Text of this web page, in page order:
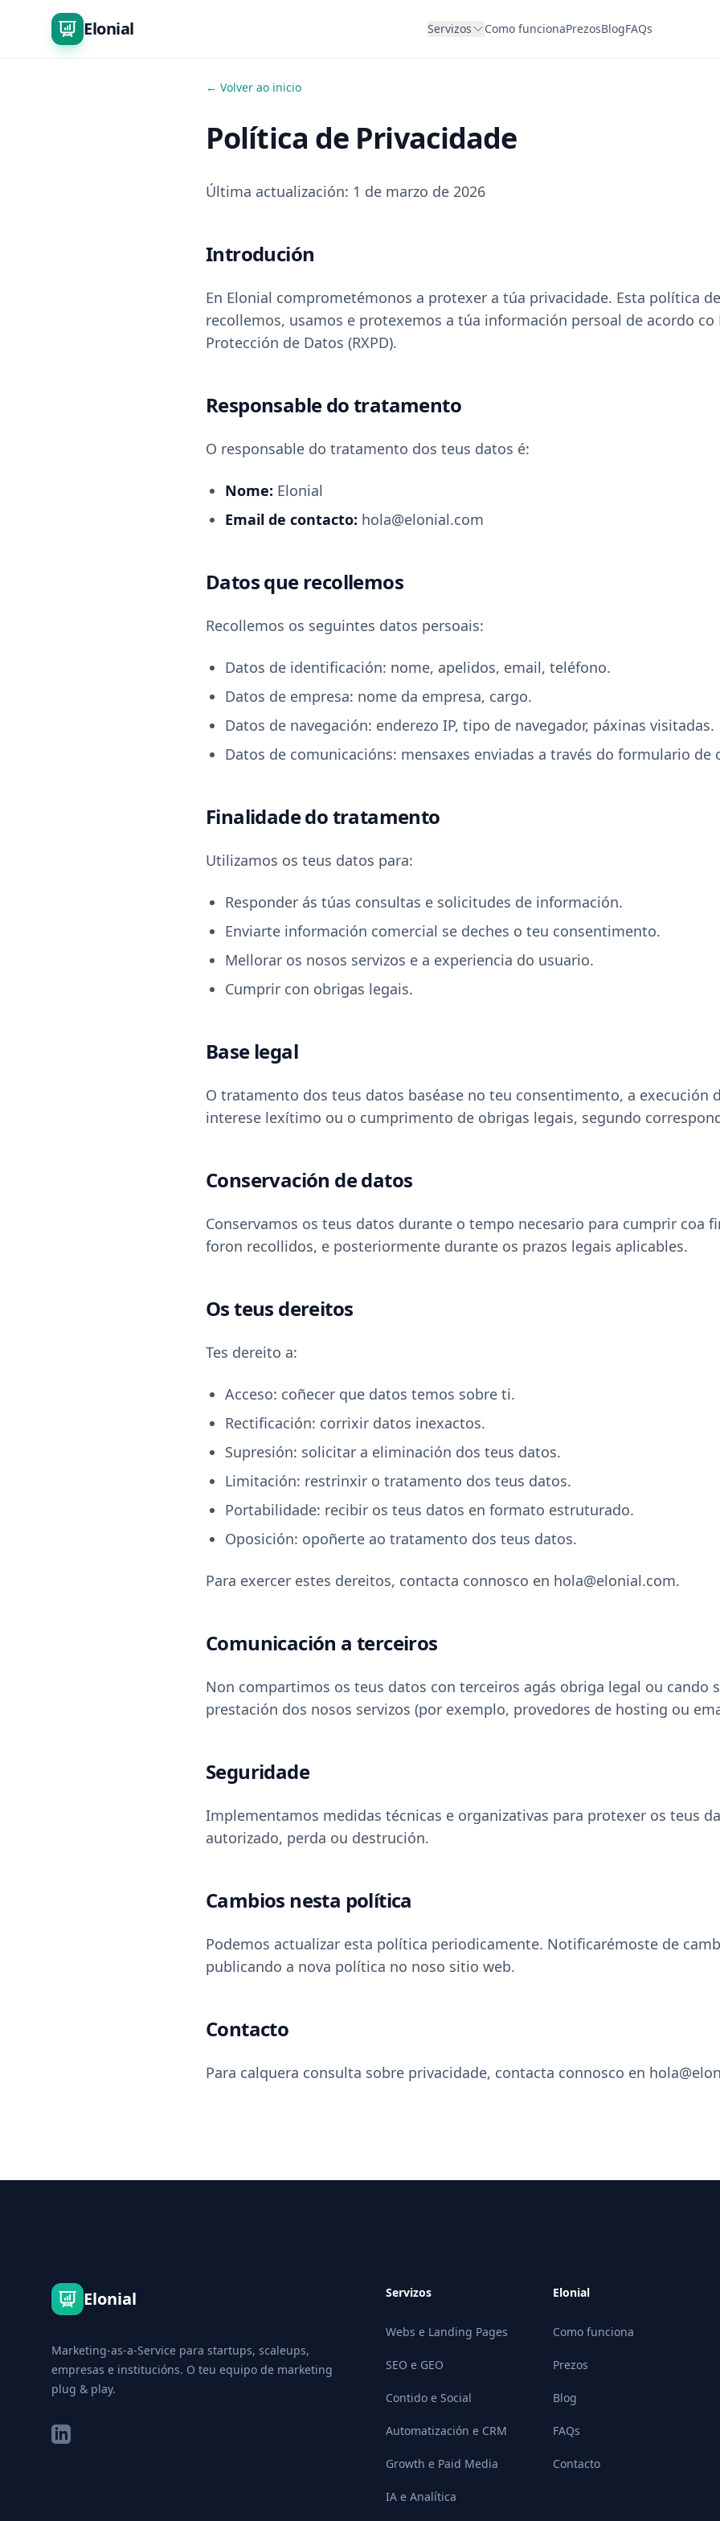
Elonial Servizos Como funcionaPrezosBlogFAQs
← Volver ao inicio
Política de Privacidade
Última actualización: 1 de marzo de 2026
Introdución
En Elonial comprometémonos a protexer a túa privacidade. Esta política
recollemos, usamos e protexemos a túa información persoal de acordo co
Protección de Datos (RXPD).
Responsable do tratamento
O responsable do tratamento dos teus datos é:
Nome: Elonial
Email de contacto: hola@elonial.com
Datos que recollemos
Recollemos os seguintes datos persoais:
Datos de identificación: nome, apelidos, email, teléfono.
Datos de empresa: nome da empresa, cargo.
Datos de navegación: enderezo IP, tipo de navegador, páxinas visitadas.
Datos de comunicacións: mensaxes enviadas a través do formulario de
Finalidade do tratamento
Utilizamos os teus datos para:
Responder ás túas consultas e solicitudes de información.
Enviarte información comercial se deches o teu consentimento.
Mellorar os nosos servizos e a experiencia do usuario.
Cumprir con obrigas legais.
Base legal
O tratamento dos teus datos baséase no teu consentimento, a execución
interese lexítimo ou o cumprimento de obrigas legais, segundo
Conservación de datos
Conservamos os teus datos durante o tempo necesario para cumprir coa
foron recollidos, e posteriormente durante os prazos legais aplicables.
Os teus dereitos
Tes dereito a:
Acceso: coñecer que datos temos sobre ti.
Rectificación: corrixir datos inexactos.
Supresión: solicitar a eliminación dos teus datos.
Limitación: restrinxir o tratamento dos teus datos.
Portabilidade: recibir os teus datos en formato estruturado.
Oposición: opoñerte ao tratamento dos teus datos.
Para exercer estes dereitos, contacta connosco en hola@elonial.com.
Comunicación a terceiros
Non compartimos os teus datos con terceiros agás obriga legal ou cando
prestación dos nosos servizos (por exemplo, provedores de hosting ou
Seguridade
Implementamos medidas técnicas e organizativas para protexer os teus
autorizado, perda ou destrución.
Cambios nesta política
Podemos actualizar esta política periodicamente. Notificarémoste de
publicando a nova política no noso sitio web.
Contacto
Para calquera consulta sobre privacidade, contacta connosco en
Elonial
Marketing-as-a-Service para startups, scaleups,
empresas e institucións. O teu equipo de marketing
plug & play.
LinkedIn
Servizos
Webs e Landing Pages
SEO e GEO
Contido e Social
Automatización e CRM
Growth e Paid Media
IA e Analítica
Elonial
Como funciona
Prezos
Blog
FAQs
Contacto